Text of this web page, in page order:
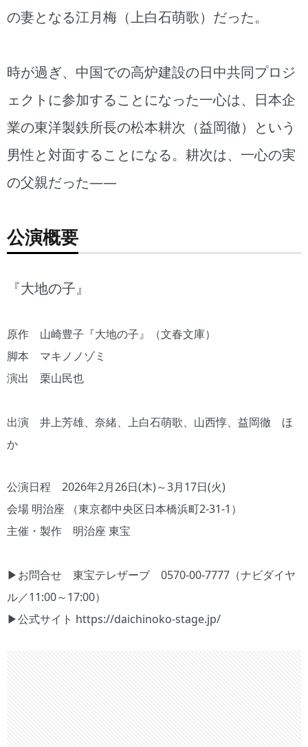
の妻となる江月梅（上白石萌歌）だった。
時が過ぎ、中国での高炉建設の日中共同プロジ
ェクトに参加することになった一心は、日本企
業の東洋製鉄所長の松本耕次（益岡徹）という
男性と対面することになる。耕次は、一心の実
の父親だった――
公演概要
『大地の子』
原作 山崎豊子『大地の子』（文春文庫）
脚本 マキノノゾミ
演出 栗山民也
出演 井上芳雄、奈緒、上白石萌歌、山西惇、益岡徹 ほ
か
公演日程 2026年2月26日(木)～3月17日(火)
会場 明治座 （東京都中央区日本橋浜町2-31-1）
主催・製作 明治座 東宝
▶お問合せ 東宝テレザーブ 0570-00-7777（ナビダイヤ
ル／11:00～17:00）
▶公式サイト https://daichinoko-stage.jp/